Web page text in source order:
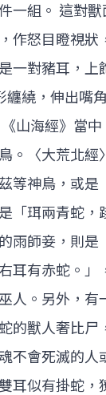
一組。 這對
作怒目瞪視狀
一對豬耳，上
纏繞，伸出嘴
山海經》當
。〈大荒北經
等神鳥，或是
「珥兩青蛇，
雨師妾，則是
耳有赤蛇。」
人。另外，有
的獸人奢比尸
不會死滅的人
耳似有掛蛇，